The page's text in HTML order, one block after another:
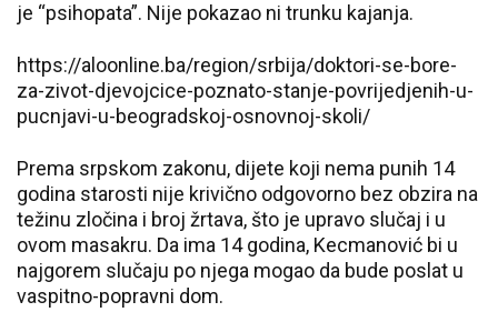
je “psihopata”. Nije pokazao ni trunku kajanja.
https://aloonline.ba/region/srbija/doktori-se-bore-
za-zivot-djevojcice-poznato-stanje-povrijedjenih-u-
pucnjavi-u-beogradskoj-osnovnoj-skoli/
Prema srpskom zakonu, dijete koji nema punih 14
godina starosti nije krivično odgovorno bez obzira na
težinu zločina i broj žrtava, što je upravo slučaj i u
ovom masakru. Da ima 14 godina, Kecmanović bi u
najgorem slučaju po njega mogao da bude poslat u
vaspitno-popravni dom.